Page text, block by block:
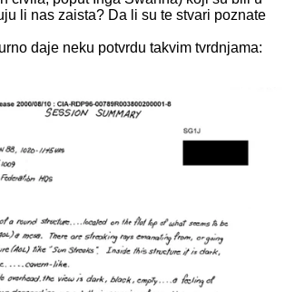
li nas zaista? Da li su te stvari poznate
daje neku potvrdu takvim tvrdnjama: